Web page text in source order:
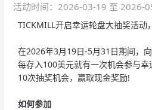
活动时间：2026-03-19 至 2026-
TICKMILL开启幸运轮盘大抽奖活动
在2026年3月19日-5月31日期间，
每存入100美元就有一次机会参与
10次抽奖机会，赢取现金奖励!
如何参加